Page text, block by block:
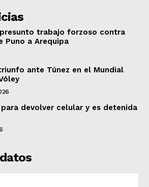
trabajo forzoso contra
Puno a Arequipa
ante Túnez en el Mundial
devolver celular y es detenida